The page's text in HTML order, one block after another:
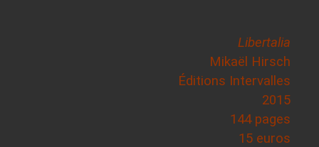
Libertalia
Mikaël Hirsch
Éditions Intervalles
2015
144 pages
15 euros